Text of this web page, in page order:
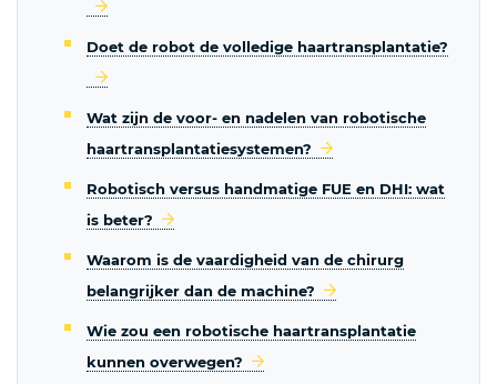
Doet de robot de volledige haartransplantatie?
Wat zijn de voor- en nadelen van robotische
haartransplantatiesystemen?
Robotisch versus handmatige FUE en DHI: wat
is beter?
Waarom is de vaardigheid van de chirurg
belangrijker dan de machine?
Wie zou een robotische haartransplantatie
kunnen overwegen?